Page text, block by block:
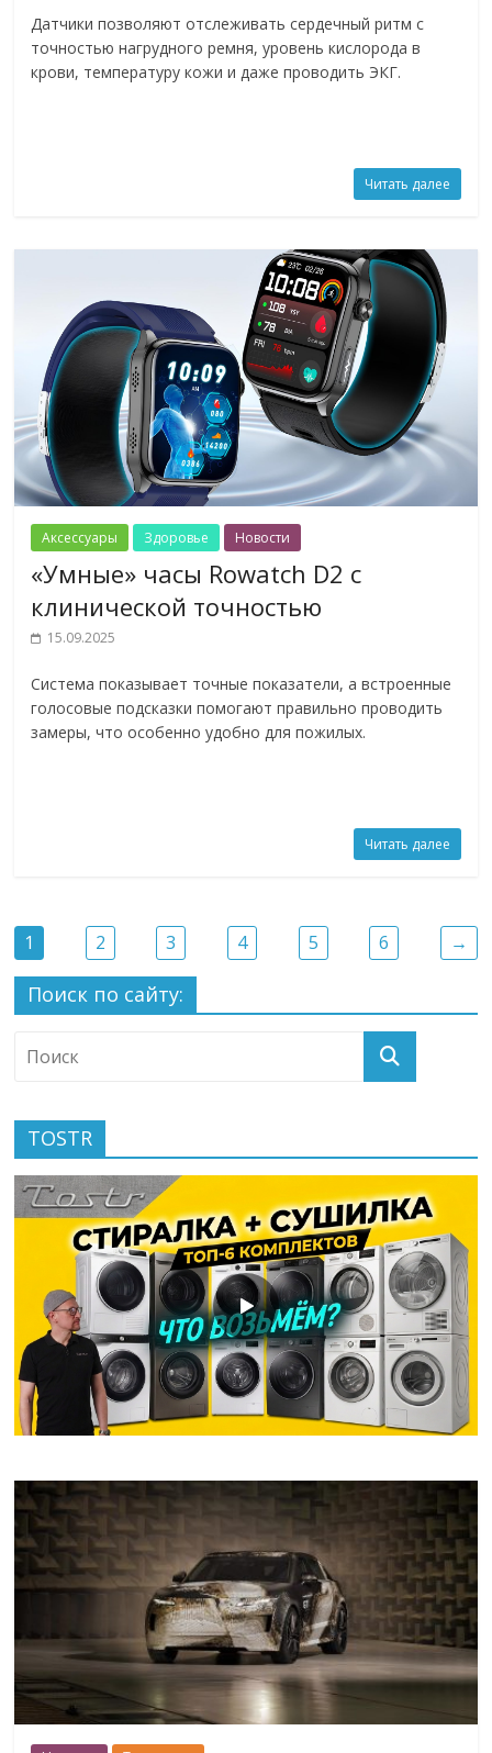
Датчики позволяют отслеживать сердечный ритм с
точностью нагрудного ремня, уровень кислорода в
крови, температуру кожи и даже проводить ЭКГ.
Читать далее
Аксессуары Здоровье Новости
«Умные» часы Rowatch D2 с
клинической точностью
15.09.2025
Система показывает точные показатели, а встроенные
голосовые подсказки помогают правильно проводить
замеры, что особенно удобно для пожилых.
Читать далее
1 2 3 4 5 6 →
Поиск по сайту:
TOSTR